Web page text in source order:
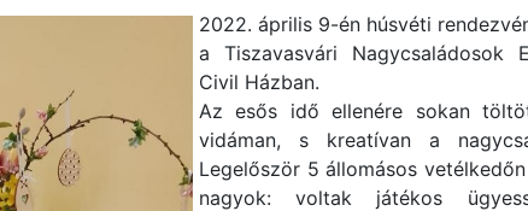
2022. április 9-én húsvéti
a Tiszavasvári Nagycsaládosok
Civil Házban.
Az esős idő ellenére sokan
vidáman, s kreatívan a
Legelőször 5 állomásos
nagyok: voltak játékos